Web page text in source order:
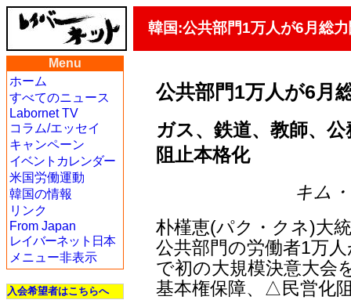
韓国:公共部門1万人が6月総
Menu
ホーム
すべてのニュース
Labornet TV
コラム/エッセイ
キャンペーン
イベントカレンダー
米国労働運動
韓国の情報
リンク
From Japan
レイバーネット日本
メニュー非表示
入会希望者はこちらへ
公共部門1万人が6月
ガス、鉄道、教師、
阻止本格化
キム
朴槿恵(パク・クネ)大
公共部門の労働者1万
で初の大規模決意大
基本権保障、△民営化